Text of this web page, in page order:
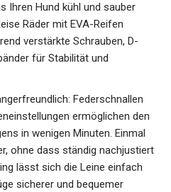
Ihren Hund kühl und sauber
Räder mit EVA-Reifen
verstärkte Schrauben, D-
für Stabilität und
Federschnallen
ermöglichen den
in wenigen Minuten. Einmal
ohne dass ständig nachjustiert
lässt sich die Leine einfach
sicherer und bequemer